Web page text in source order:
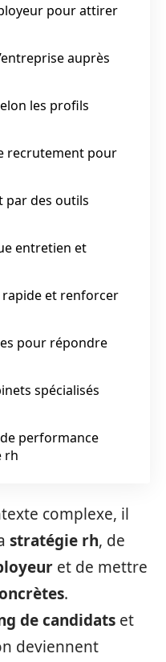
pour attirer
auprès
les profils
recrutement pour
par des outils
entretien et
et renforcer
pour répondre
spécialisés
performance
rh
complexe, il
stratégie rh, de
et de mettre
.
de candidats et
deviennent